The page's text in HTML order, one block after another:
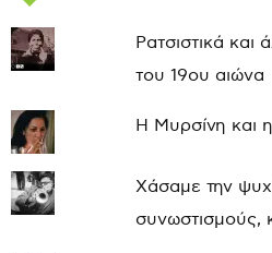
Ρατσιστικά και
του 19ου αιώνα
Η Μυρσίνη και
Χάσαμε την
συνωστισμούς,